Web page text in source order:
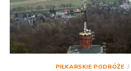
PIŁKARSKIE PODRÓŻE